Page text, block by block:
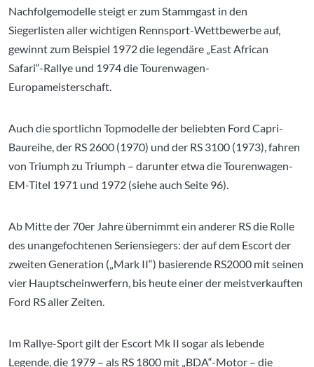
Nachfolgemodelle steigt er zum Stammgast in den
Siegerlisten aller wichtigen Rennsport-Wettbewerbe auf,
gewinnt zum Beispiel 1972 die legendäre „East African
Safari“-Rallye und 1974 die Tourenwagen-
Europameisterschaft.
Auch die sportlichn Topmodelle der beliebten Ford Capri-
Baureihe, der RS 2600 (1970) und der RS 3100 (1973), fahren
von Triumph zu Triumph – darunter etwa die Tourenwagen-
EM-Titel 1971 und 1972 (siehe auch Seite 96).
Ab Mitte der 70er Jahre übernimmt ein anderer RS die Rolle
des unangefochtenen Seriensiegers: der auf dem Escort der
zweiten Generation („Mark II“) basierende RS2000 mit seinen
vier Hauptscheinwerfern, bis heute einer der meistverkauften
Ford RS aller Zeiten.
Im Rallye-Sport gilt der Escort Mk II sogar als lebende
Legende, die 1979 – als RS 1800 mit „BDA“-Motor – die